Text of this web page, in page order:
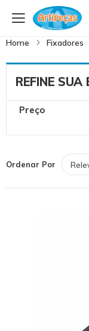
to
Home Fixadores
Ordenar Por
REFINE SUA
Preço